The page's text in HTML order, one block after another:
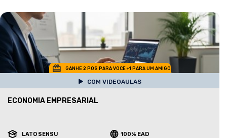
GANHE 2 POS PARA VOCE +1 PARA UM AMIGO
COM VIDEOAULAS
ECONOMIA EMPRESARIAL
LATO SENSU 100% EAD